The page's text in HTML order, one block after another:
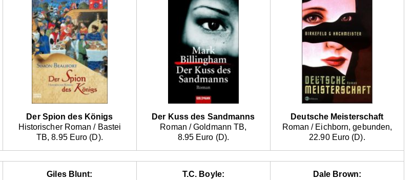
Der Spion des Königs
Historischer Roman / Bastei
TB, 8.95 Euro (D).
Der Kuss des Sandmanns
Roman / Goldmann TB,
8.95 Euro (D).
Deutsche Meisterschaft
Roman / Eichborn, gebunden,
22.90 Euro (D).
Giles Blunt: T.C. Boyle: Dale Brown: